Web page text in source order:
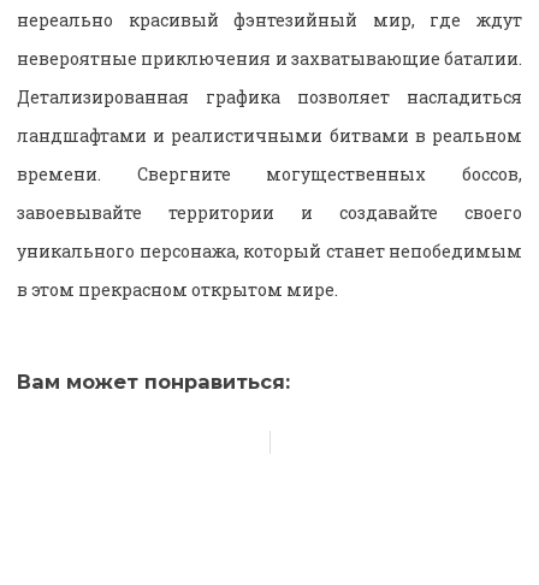
нереально красивый фэнтезийный мир, где ждут
невероятные приключения и захватывающие баталии.
Детализированная графика позволяет насладиться
ландшафтами и реалистичными битвами в реальном
времени. Свергните могущественных боссов,
завоевывайте территории и создавайте своего
уникального персонажа, который станет непобедимым
в этом прекрасном открытом мире.
Вам может понравиться: